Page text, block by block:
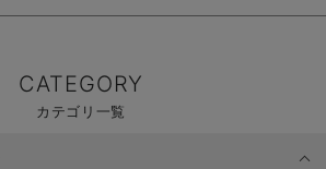
CATEGORY
カテゴリ一覧